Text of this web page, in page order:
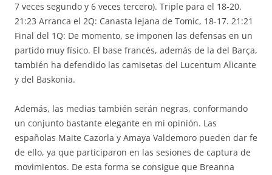
7 veces segundo y 6 veces tercero). Triple para el 18-20.
21:23 Arranca el 2Q: Canasta lejana de Tomic, 18-17. 21:21
Final del 1Q: De momento, se imponen las defensas en un
partido muy físico. El base francés, además de la del Barça,
también ha defendido las camisetas del Lucentum Alicante
y del Baskonia.
Además, las medias también serán negras, conformando
un conjunto bastante elegante en mi opinión. Las
españolas Maite Cazorla y Amaya Valdemoro pueden dar fe
de ello, ya que participaron en las sesiones de captura de
movimientos. De esta forma se consigue que Breanna